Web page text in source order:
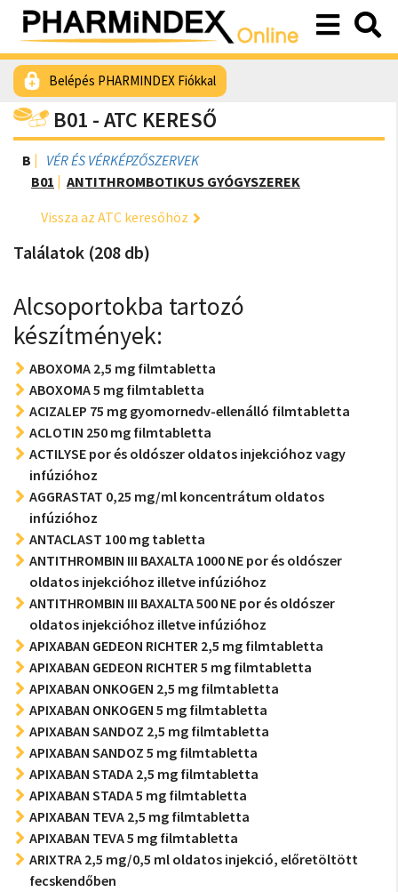
Belépés PHARMINDEX Fiókkal
B01 - ATC KERESŐ
B
VÉR ÉS VÉRKÉPZŐSZERVEK
B01
ANTITHROMBOTIKUS GYÓGYSZEREK
Vissza az ATC keresőhöz
Találatok (208 db)
Alcsoportokba tartozó
készítmények:
ABOXOMA 2,5 mg filmtabletta
ABOXOMA 5 mg filmtabletta
ACIZALEP 75 mg gyomornedv-ellenálló filmtabletta
ACLOTIN 250 mg filmtabletta
ACTILYSE por és oldószer oldatos injekcióhoz vagy
infúzióhoz
AGGRASTAT 0,25 mg/ml koncentrátum oldatos
infúzióhoz
ANTACLAST 100 mg tabletta
ANTITHROMBIN III BAXALTA 1000 NE por és oldószer
oldatos injekcióhoz illetve infúzióhoz
ANTITHROMBIN III BAXALTA 500 NE por és oldószer
oldatos injekcióhoz illetve infúzióhoz
APIXABAN GEDEON RICHTER 2,5 mg filmtabletta
APIXABAN GEDEON RICHTER 5 mg filmtabletta
APIXABAN ONKOGEN 2,5 mg filmtabletta
APIXABAN ONKOGEN 5 mg filmtabletta
APIXABAN SANDOZ 2,5 mg filmtabletta
APIXABAN SANDOZ 5 mg filmtabletta
APIXABAN STADA 2,5 mg filmtabletta
APIXABAN STADA 5 mg filmtabletta
APIXABAN TEVA 2,5 mg filmtabletta
APIXABAN TEVA 5 mg filmtabletta
ARIXTRA 2,5 mg/0,5 ml oldatos injekció, előretöltött
fecskendőben